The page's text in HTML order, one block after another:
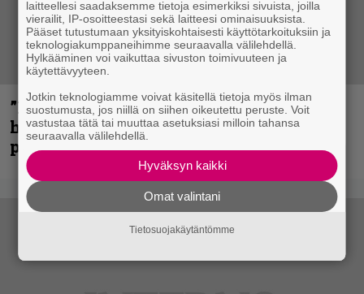
”Mitalini näyttää ihan plektralta” –
huippu-uimari jamittelee Megadethiä
palkinnollaan
laitteellesi saadaksemme tietoja esimerkiksi sivuista, joilla
vierailit, IP-osoitteestasi sekä laitteesi ominaisuuksista.
Pääset tutustumaan yksityiskohtaisesti käyttötarkoituksiin ja
teknologiakumppaneihimme seuraavalla välilehdellä.
Hylkääminen voi vaikuttaa sivuston toimivuuteen ja
käytettävyyteen.
Jotkin teknologiamme voivat käsitellä tietoja myös ilman
suostumusta, jos niillä on siihen oikeutettu peruste. Voit
vastustaa tätä tai muuttaa asetuksiasi milloin tahansa
seuraavalla välilehdellä.
Hyväksyn kaikki
Omat valintani
Tietosuojakäytäntömme